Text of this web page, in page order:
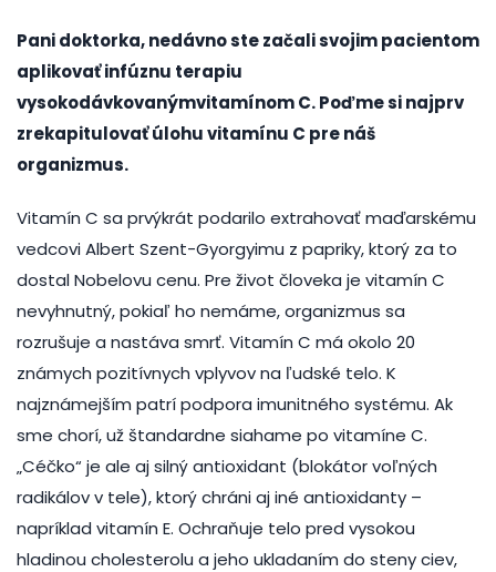
Pani doktorka, nedávno ste začali svojim pacientom
aplikovať infúznu terapiu
vysokodávkovanýmvitamínom C. Poďme si najprv
zrekapitulovať úlohu vitamínu C pre náš
organizmus.
Vitamín C sa prvýkrát podarilo extrahovať maďarskému
vedcovi Albert Szent-Gyorgyimu z papriky, ktorý za to
dostal Nobelovu cenu. Pre život človeka je vitamín C
nevyhnutný, pokiaľ ho nemáme, organizmus sa
rozrušuje a nastáva smrť. Vitamín C má okolo 20
známych pozitívnych vplyvov na ľudské telo. K
najznámejším patrí podpora imunitného systému. Ak
sme chorí, už štandardne siahame po vitamíne C.
„Céčko“ je ale aj silný antioxidant (blokátor voľných
radikálov v tele), ktorý chráni aj iné antioxidanty –
napríklad vitamín E. Ochraňuje telo pred vysokou
hladinou cholesterolu a jeho ukladaním do steny ciev,